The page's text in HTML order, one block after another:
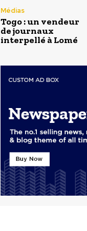
Médias
Togo : un vendeur
de journaux
interpellé à Lomé